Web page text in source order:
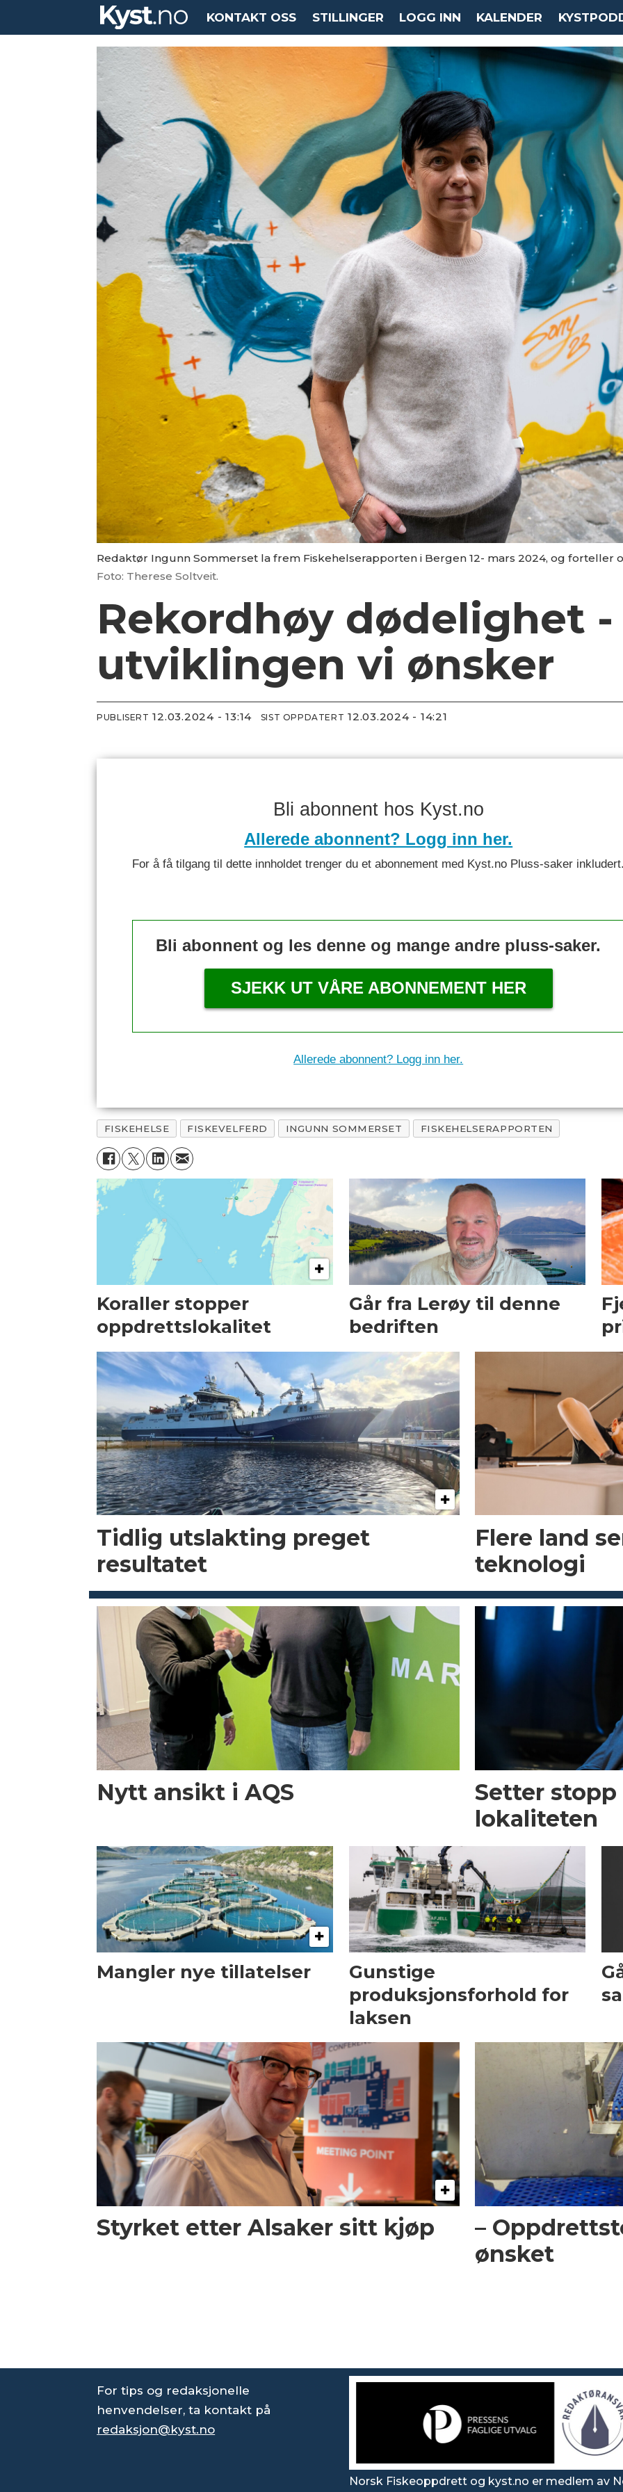
KONTAKT OSS STILLINGER LOGG INN KALENDER
Redaktør Ingunn Sommerset la frem Fiskehelserapporten i Bergen 12- mars 2024, og forteller
Foto: Therese Soltveit.
Rekordhøy dødelighet
utviklingen vi ønsker
PUBLISERT 12.03.2024 - 13:14 SIST OPPDATERT 12.03.2024 - 14:21
Bli abonnent hos Kyst.no
Allerede abonnent? Logg inn her.
For å få tilgang til dette innholdet trenger du et abonnement med Kyst.no Pluss-saker
Bli abonnent og les denne og mange andre pluss-saker.
SJEKK UT VÅRE ABONNEMENT HER
Allerede abonnent? Logg inn her.
FISKEHELSE FISKEVELFERD INGUNN SOMMERSET FISKEHELSERAPPORTEN
Koraller stopper
oppdrettslokalitet
Går fra Lerøy til denne
bedriften
Tidlig utslakting preget
resultatet
Flere land
teknologi
Nytt ansikt i AQS
Setter
lokaliteten
Mangler nye tillatelser
Gunstige
produksjonsforhold for
laksen
Styrket etter Alsaker sitt kjøp
–
ønsket
For tips og redaksjonelle
henvendelser, ta kontakt på
redaksjon@kyst.no
Norsk Fiskeoppdrett og kyst.no er medlem av